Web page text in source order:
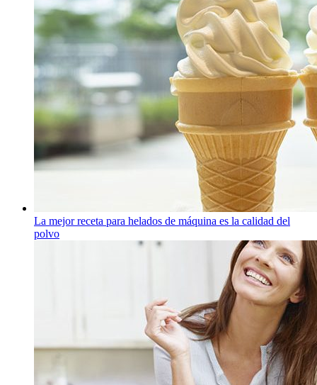
La mejor receta para helados de máquina es la calidad del
polvo